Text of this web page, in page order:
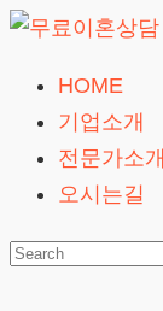
Skip
content
상
HOME
기업소개
전문가소개
오시는길